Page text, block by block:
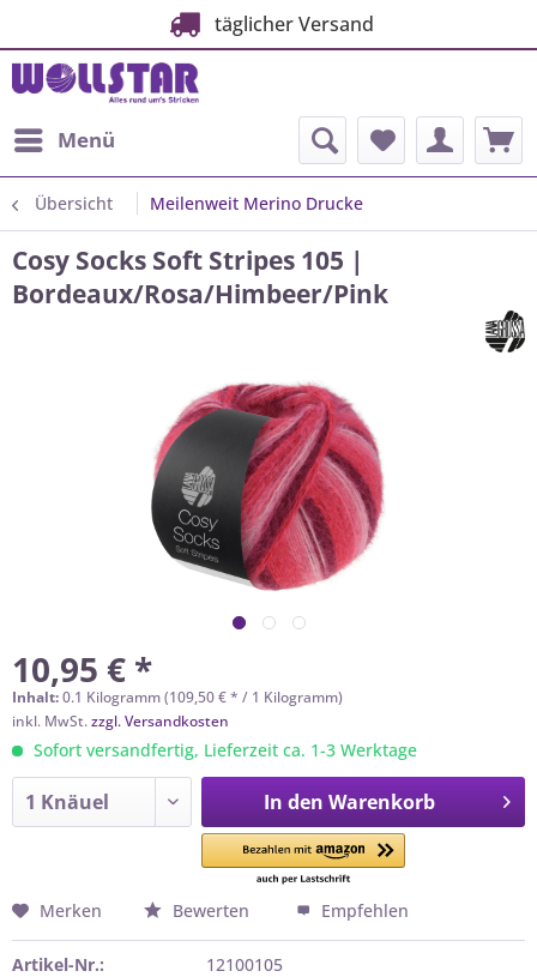
täglicher Versand
Menü
Übersicht Meilenweit Merino Drucke
Cosy Socks Soft Stripes 105 |
Bordeaux/Rosa/Himbeer/Pink
10,95 € *
Inhalt:0.1 Kilogramm (109,50 € * / 1 Kilogramm)
inkl. MwSt.zzgl. Versandkosten
Sofort versandfertig, Lieferzeit ca. 1-3 Werktage
In den Warenkorb
Merken Bewerten Empfehlen
Artikel-Nr.:
12100105